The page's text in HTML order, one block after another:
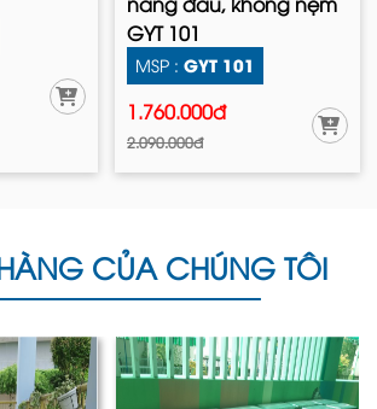
GYT 101
MSP : GYT 101
1.760.000đ
2.090.000đ
CỦA CHÚNG TÔI